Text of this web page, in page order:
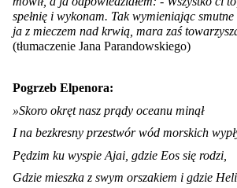
spełnię i wykonam. Tak wymieniając smutne
ja z mieczem nad krwią, mara zaś
(tłumaczenie Jana Parandowskiego)
Pogrzeb Elpenora:
»Skoro okręt nasz prądy oceanu minął
I na bezkresny przestwór wód morskich
Pędzim ku wyspie Ajai, gdzie Eos się rodzi,
Gdzie mieszka z swym orszakiem i gdzie